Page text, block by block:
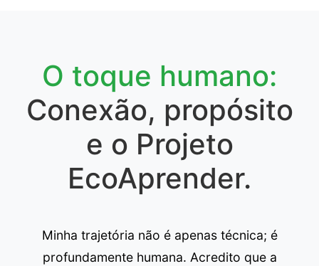
O toque humano:
Conexão, propósito
e o Projeto
EcoAprender.
Minha trajetória não é apenas técnica; é
profundamente humana. Acredito que a